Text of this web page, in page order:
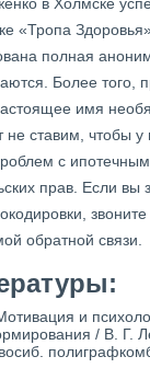
в Холмске
«Тропа
полная
Более того,
имя
не ставим, чтобы
с
прав. Если вы
обратной связи.
и
/ В. Г.